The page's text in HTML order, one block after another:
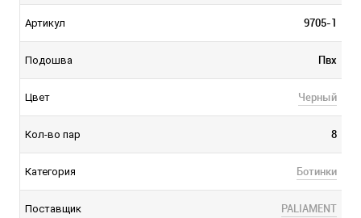
Артикул 9705-1
Подошва Пвх
Цвет Черный
Кол-во пар 8
Категория Ботинки
Поставщик PALIAMENT